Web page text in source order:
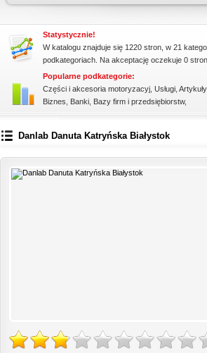
Statystycznie!
W katalogu znajduje się 1220 stron, w 21
podkategoriach. Na akceptację oczekuje 0 stron.
Popularne podkategorie:
Części i akcesoria motoryzacyj Usługi
Biznes
Banki Bazy firm i przedsiębiorstw,
Danlab Danuta Katryńska Białystok